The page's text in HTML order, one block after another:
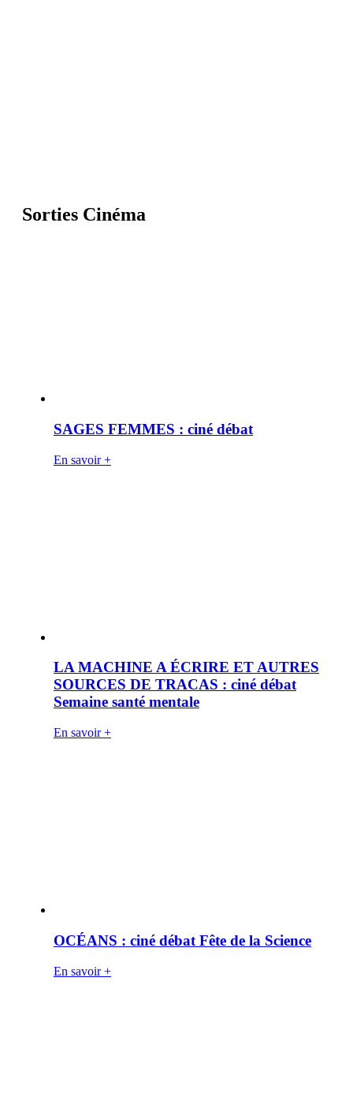
Sorties Cinéma
SAGES FEMMES : ciné débat
En savoir +
LA MACHINE A ÉCRIRE ET AUTRES
SOURCES DE TRACAS : ciné débat
Semaine santé mentale
En savoir +
OCÉANS : ciné débat Fête de la Science
En savoir +